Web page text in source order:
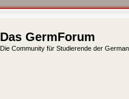
Das GermForum
Die Community für Studierende der